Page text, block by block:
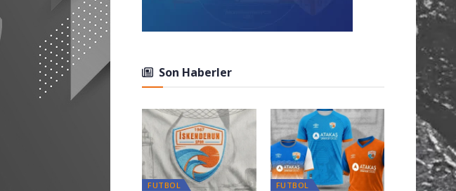
Son Haberler
FUTBOL FUTBOL